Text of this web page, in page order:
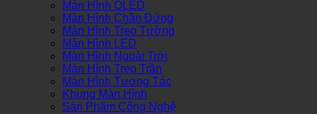
Màn Hình OLED
Màn Hình Chân Đứng
Màn Hình Treo Tường
Màn Hình LED
Màn Hình Ngoài Trời
Màn Hình Treo Trần
Màn Hình Tương Tác
Khung Màn Hình
Sản Phẩm Công Nghệ